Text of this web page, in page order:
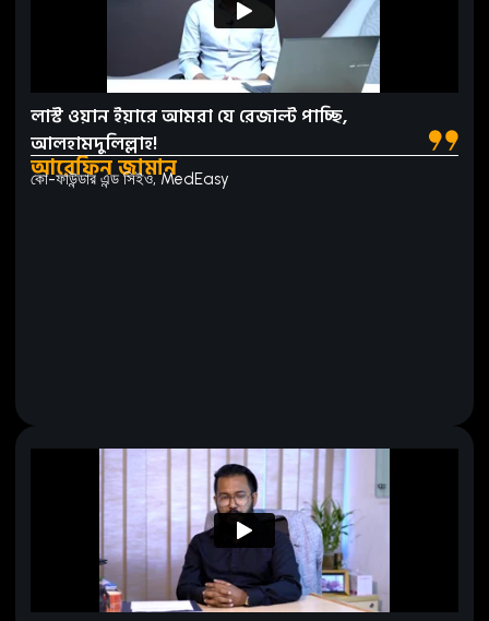
লাস্ট ওয়ান ইয়ারে আমরা যে রেজাল্ট পাচ্ছি,
আলহামদুলিল্লাহ!
আরেফিন জামান
কো-ফাউন্ডার এন্ড সিইও, MedEasy